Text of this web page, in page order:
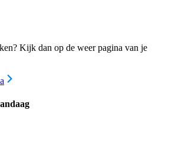
Kijk dan op de weer pagina van je